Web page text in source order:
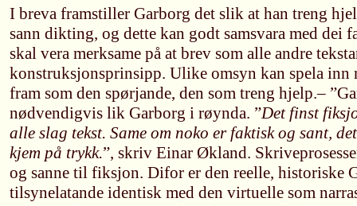
I breva framstiller Garborg det slik at han treng
sann dikting, og dette kan godt samsvara med dei
skal vera merksame på at brev som alle andre
konstruksjonsprinsipp. Ulike omsyn kan spela inn
fram som den spørjande, den som treng hjelp.–
nødvendigvis lik Garborg i røynda. ”Det finst
alle slag tekst. Same om noko er faktisk og sant,
kjem på trykk.”, skriv Einar Økland.
og sanne til fiksjon. Difor er den reelle, historiske
tilsynelatande identisk med den virtuelle som